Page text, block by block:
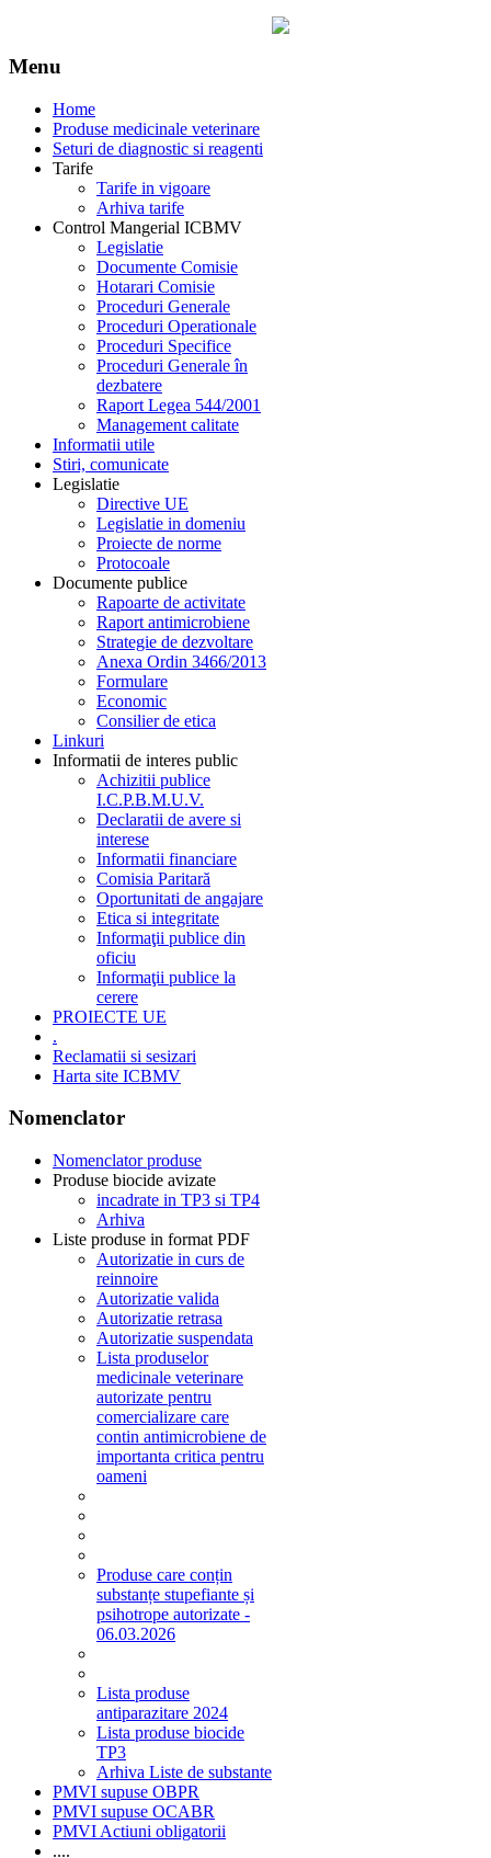
Menu
Home
Produse medicinale veterinare
Seturi de diagnostic si reagenti
Tarife
Tarife in vigoare
Arhiva tarife
Control Mangerial ICBMV
Legislatie
Documente Comisie
Hotarari Comisie
Proceduri Generale
Proceduri Operationale
Proceduri Specifice
Proceduri Generale în
dezbatere
Raport Legea 544/2001
Management calitate
Informatii utile
Stiri, comunicate
Legislatie
Directive UE
Legislatie in domeniu
Proiecte de norme
Protocoale
Documente publice
Rapoarte de activitate
Raport antimicrobiene
Strategie de dezvoltare
Anexa Ordin 3466/2013
Formulare
Economic
Consilier de etica
Linkuri
Informatii de interes public
Achizitii publice
I.C.P.B.M.U.V.
Declaratii de avere si
interese
Informatii financiare
Comisia Paritară
Oportunitati de angajare
Etica si integritate
Informaţii publice din
oficiu
Informaţii publice la
cerere
PROIECTE UE
.
Reclamatii si sesizari
Harta site ICBMV
Nomenclator
Nomenclator produse
Produse biocide avizate
incadrate in TP3 si TP4
Arhiva
Liste produse in format PDF
Autorizatie in curs de
reinnoire
Autorizatie valida
Autorizatie retrasa
Autorizatie suspendata
Lista produselor
medicinale veterinare
autorizate pentru
comercializare care
contin antimicrobiene de
importanta critica pentru
oameni
Produse care conțin
substanțe stupefiante și
psihotrope autorizate -
06.03.2026
Lista produse
antiparazitare 2024
Lista produse biocide
TP3
Arhiva Liste de substante
PMVI supuse OBPR
PMVI supuse OCABR
PMVI Actiuni obligatorii
....